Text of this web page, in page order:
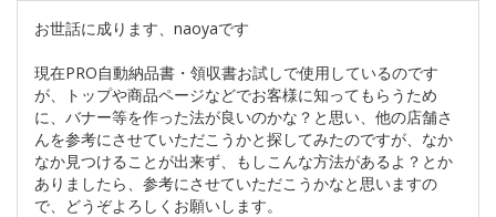
お世話に成ります、naoyaです
現在PRO自動納品書・領収書お試しで使用しているのです
が、トップや商品ページなどでお客様に知ってもらうため
に、バナー等を作った法が良いのかな？と思い、他の店舗さ
んを参考にさせていただこうかと探してみたのですが、なか
なか見つけることが出来ず、もしこんな方法があるよ？とか
ありましたら、参考にさせていただこうかなと思いますの
で、どうぞよろしくお願いします。